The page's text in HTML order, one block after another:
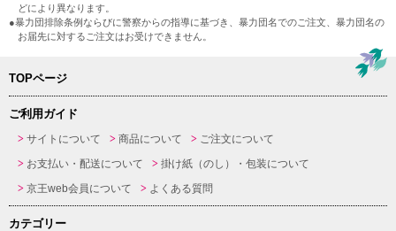
どにより異なります。
●暴力団排除条例ならびに警察からの指導に基づき、暴力団名でのご注文、暴力団名の
お届先に対するご注文はお受けできません。
TOPページ
ご利用ガイド
サイトについて 商品について
ご注文について
お支払い・配送について
掛け紙（のし）・包装について
京王web会員について
よくある質問
カテゴリー